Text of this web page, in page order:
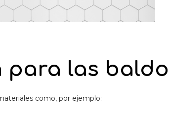
para las
como, por ejemplo: